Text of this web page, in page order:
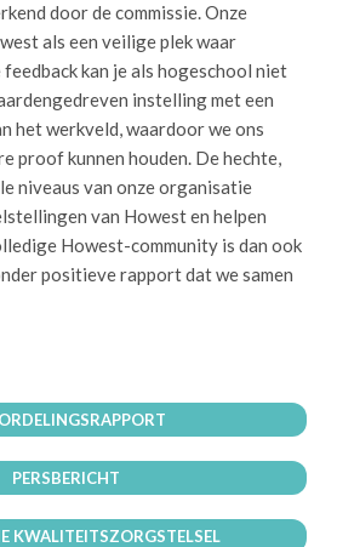
door de commissie. Onze
als een veilige plek waar
kan je als hogeschool niet
instelling met een
het werkveld, waardoor we ons
proof kunnen houden. De hechte,
niveaus van onze organisatie
van Howest en helpen
Howest-community is dan ook
positieve rapport dat we samen
PERSBERICHT
KWALITEITSZORGSTELSEL